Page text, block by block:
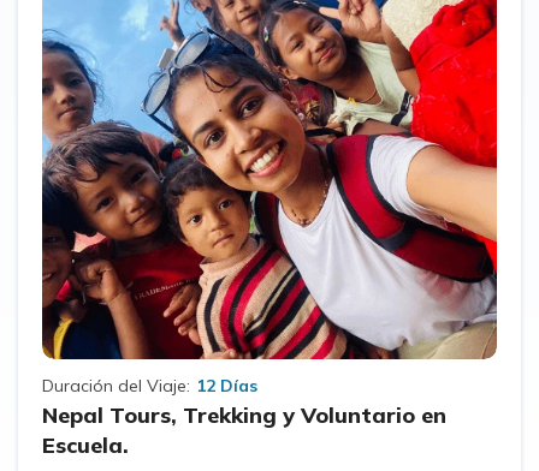
Duración del Viaje: 12 Días
Nepal Tours, Trekking y Voluntario en
Escuela.